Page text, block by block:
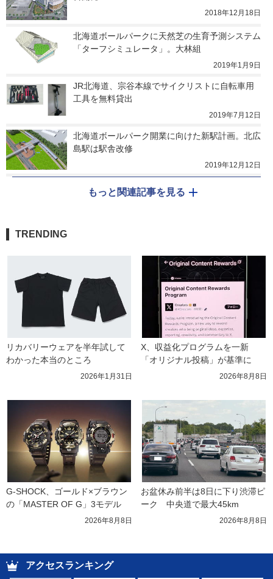
2018年12月18日
北海道ボールパークに天然芝の生育予測システム
「ターフシミュレータ」。大林組
2019年1月9日
JR北海道、宗谷本線でサイクリストに自転車用
工具を無料貸出
2019年7月12日
北海道ボールパーク開業に向けた新駅計画。北広
島駅は駅舎改修
2019年12月12日
もっと関連記事を見る
TRENDING
リカバリーウェアを半年試して
わかった本当のところ
2026年1月31日
X、収益化プログラムを一新
「オリジナル投稿」が基準に
2026年8月8日
G-SHOCK、ゴールド×ブラウン
の「MASTER OF G」3モデル
2026年8月8日
お盆休み前半は8日に下り渋滞ピ
ーク　中央道で最大45km
2026年8月8日
アクセスランキング